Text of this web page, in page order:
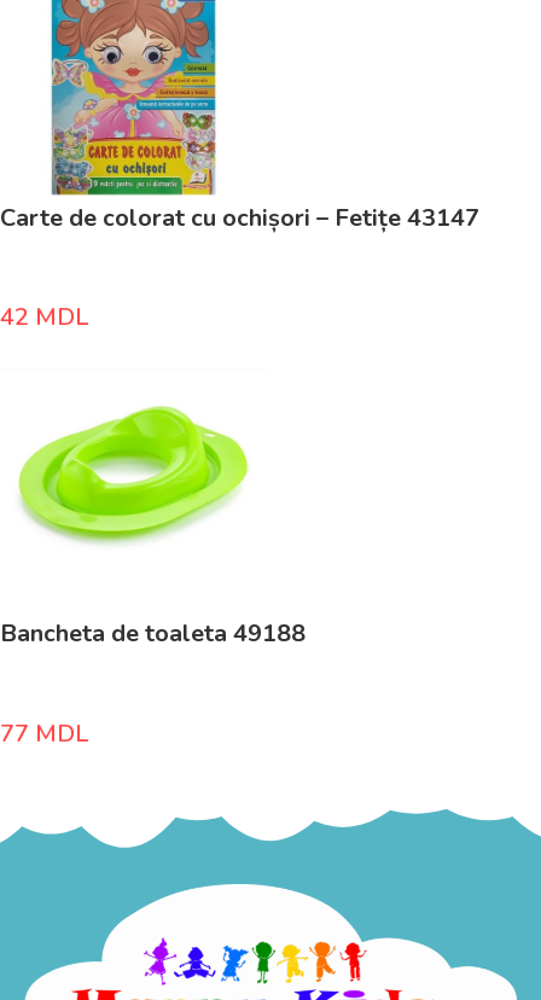
Carte de colorat cu ochișori – Fetițe 43147
42 MDL
Bancheta de toaleta 49188
77 MDL